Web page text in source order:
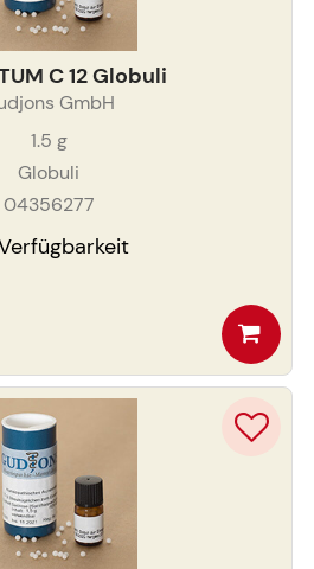
C 12 Globuli
GmbH
1.5 g
Globuli
04356277